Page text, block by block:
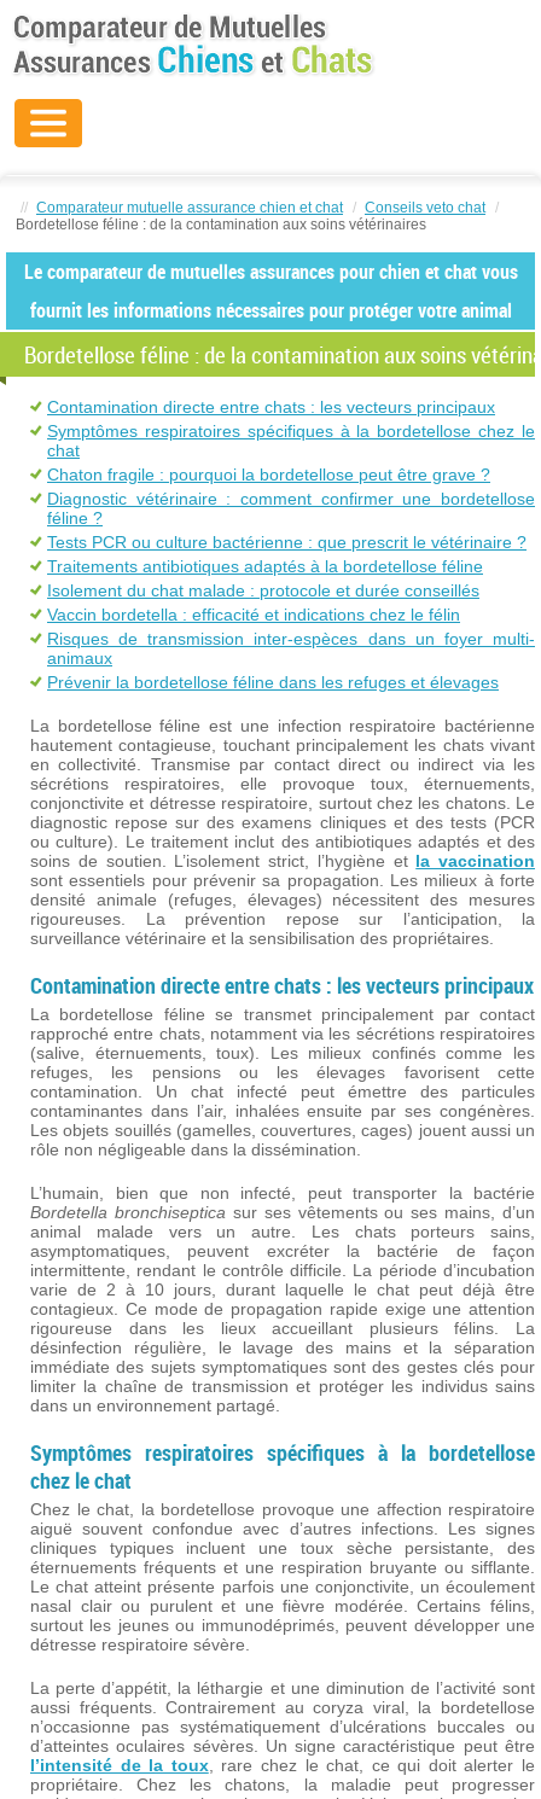
// Comparateur mutuelle assurance chien et chat / Conseils veto chat /
Bordetellose féline : de la contamination aux soins vétérinaires
Le comparateur de mutuelles assurances pour chien et chat vous
fournit les informations nécessaires pour protéger votre animal
Bordetellose féline : de la contamination aux soins
Contamination directe entre chats : les vecteurs principaux
Symptômes respiratoires spécifiques à la bordetellose chez le
chat
Chaton fragile : pourquoi la bordetellose peut être grave ?
Diagnostic vétérinaire : comment confirmer une bordetellose
féline ?
Tests PCR ou culture bactérienne : que prescrit le vétérinaire ?
Traitements antibiotiques adaptés à la bordetellose féline
Isolement du chat malade : protocole et durée conseillés
Vaccin bordetella : efficacité et indications chez le félin
Risques de transmission inter-espèces dans un foyer multi-
animaux
Prévenir la bordetellose féline dans les refuges et élevages
La bordetellose féline est une infection respiratoire bactérienne
hautement contagieuse, touchant principalement les chats vivant
en collectivité. Transmise par contact direct ou indirect via les
sécrétions respiratoires, elle provoque toux, éternuements,
conjonctivite et détresse respiratoire, surtout chez les chatons. Le
diagnostic repose sur des examens cliniques et des tests (PCR
ou culture). Le traitement inclut des antibiotiques adaptés et des
soins de soutien. L’isolement strict, l’hygiène et la vaccination
sont essentiels pour prévenir sa propagation. Les milieux à forte
densité animale (refuges, élevages) nécessitent des mesures
rigoureuses. La prévention repose sur l’anticipation, la
surveillance vétérinaire et la sensibilisation des propriétaires.
Contamination directe entre chats : les vecteurs principaux
La bordetellose féline se transmet principalement par contact
rapproché entre chats, notamment via les sécrétions respiratoires
(salive, éternuements, toux). Les milieux confinés comme les
refuges, les pensions ou les élevages favorisent cette
contamination. Un chat infecté peut émettre des particules
contaminantes dans l’air, inhalées ensuite par ses congénères.
Les objets souillés (gamelles, couvertures, cages) jouent aussi un
rôle non négligeable dans la dissémination.
L’humain, bien que non infecté, peut transporter la bactérie
Bordetella bronchiseptica sur ses vêtements ou ses mains, d’un
animal malade vers un autre. Les chats porteurs sains,
asymptomatiques, peuvent excréter la bactérie de façon
intermittente, rendant le contrôle difficile. La période d’incubation
varie de 2 à 10 jours, durant laquelle le chat peut déjà être
contagieux. Ce mode de propagation rapide exige une attention
rigoureuse dans les lieux accueillant plusieurs félins. La
désinfection régulière, le lavage des mains et la séparation
immédiate des sujets symptomatiques sont des gestes clés pour
limiter la chaîne de transmission et protéger les individus sains
dans un environnement partagé.
Symptômes respiratoires spécifiques à la bordetellose
chez le chat
Chez le chat, la bordetellose provoque une affection respiratoire
aiguë souvent confondue avec d’autres infections. Les signes
cliniques typiques incluent une toux sèche persistante, des
éternuements fréquents et une respiration bruyante ou sifflante.
Le chat atteint présente parfois une conjonctivite, un écoulement
nasal clair ou purulent et une fièvre modérée. Certains félins,
surtout les jeunes ou immunodéprimés, peuvent développer une
détresse respiratoire sévère.
La perte d’appétit, la léthargie et une diminution de l’activité sont
aussi fréquents. Contrairement au coryza viral, la bordetellose
n’occasionne pas systématiquement d’ulcérations buccales ou
d’atteintes oculaires sévères. Un signe caractéristique peut être
l’intensité de la toux, rare chez le chat, ce qui doit alerter le
propriétaire. Chez les chatons, la maladie peut progresser